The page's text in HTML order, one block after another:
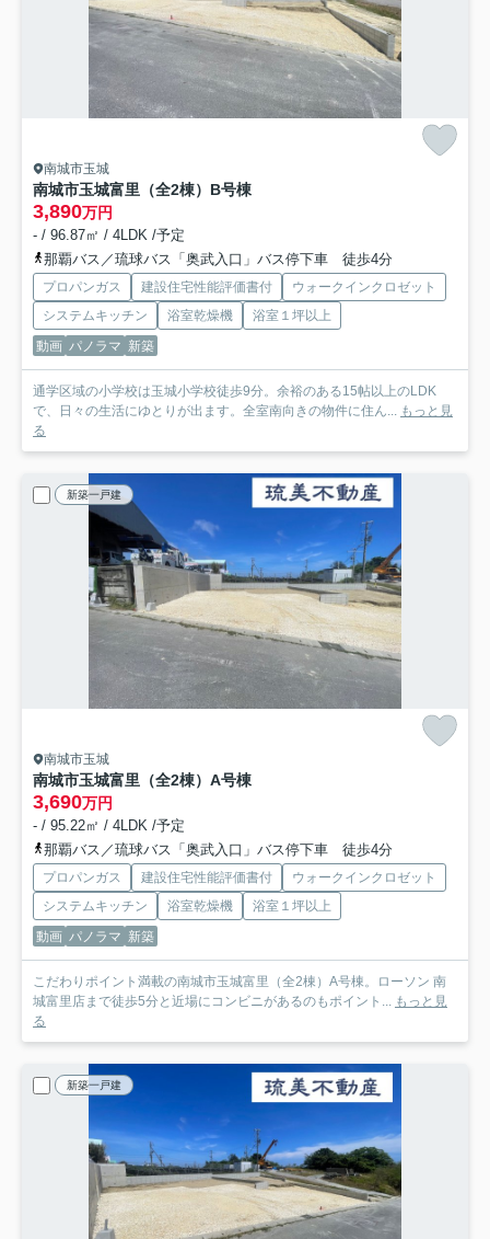
南城市玉城
南城市玉城富里（全2棟）B号棟
3,890万円
- / 96.87㎡ / 4LDK /予定
那覇バス／琉球バス「奥武入口」バス停下車 徒歩4分
プロパンガス 建設住宅性能評価書付
ウォークインクロゼット
システムキッチン
浴室乾燥機
浴室１坪以上
動画 パノラマ 新築
通学区域の小学校は玉城小学校徒歩9分。余裕のある15帖以上のLDK
で、日々の生活にゆとりが出ます。全室南向きの物件に住ん... もっと見
る
新築一戸建
南城市玉城
南城市玉城富里（全2棟）A号棟
3,690万円
- / 95.22㎡ / 4LDK /予定
那覇バス／琉球バス「奥武入口」バス停下車 徒歩4分
プロパンガス 建設住宅性能評価書付
ウォークインクロゼット
システムキッチン
浴室乾燥機
浴室１坪以上
動画 パノラマ 新築
こだわりポイント満載の南城市玉城富里（全2棟）A号棟。ローソン 南
城富里店まで徒歩5分と近場にコンビニがあるのもポイント... もっと見
る
新築一戸建